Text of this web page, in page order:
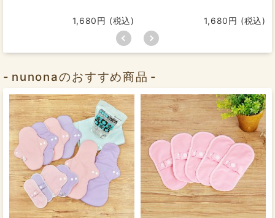
1,680円 (税込) 1,680円 (税込)
nunonaのおすすめ商品